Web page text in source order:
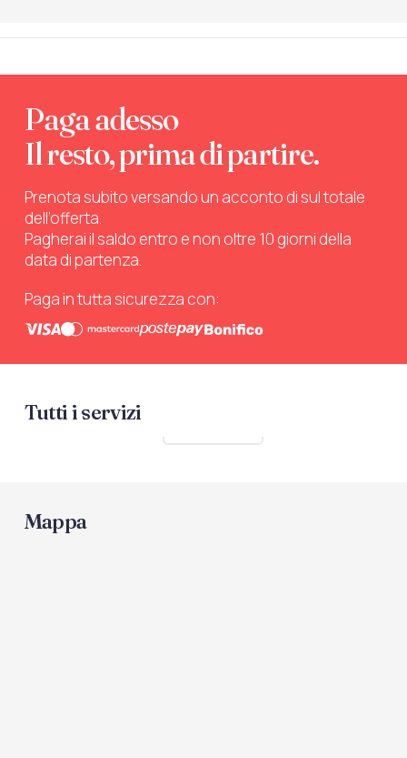
Paga adesso
Il resto, prima di partire.
Prenota subito versando un acconto di sul totale
dell’offerta.
Pagherai il saldo entro e non oltre 10 giorni della
data di partenza.
Paga in tutta sicurezza con:
Tutti i servizi
Mappa